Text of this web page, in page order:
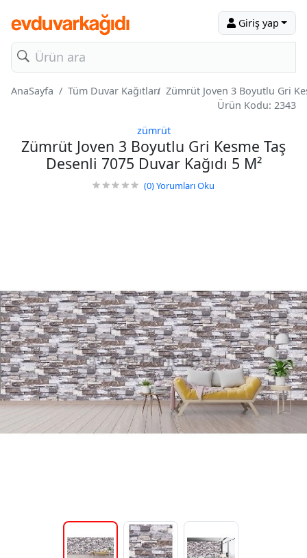
Giriş yap
AnaSayfa Tüm Duvar Kağıtları Zümrüt Joven 3 Boyutlu Gri
Ürün Kodu: 2343
zümrüt
Zümrüt Joven 3 Boyutlu Gri Kesme Taş
Desenli 7075 Duvar Kağıdı 5 M²
(0)Yorumları Oku